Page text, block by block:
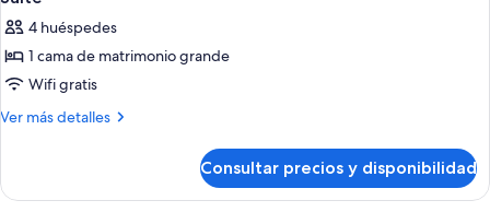
todas
las
fotos
de
Suite
4 huéspedes
1 cama de matrimonio grande
Wifi gratis
Ver más detalles
Más
Consultar precios y disponibilidad